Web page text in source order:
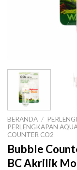
BERANDA /
PERLENGKAPAN
COUNTER CO2
Bubble
BC Akrilik